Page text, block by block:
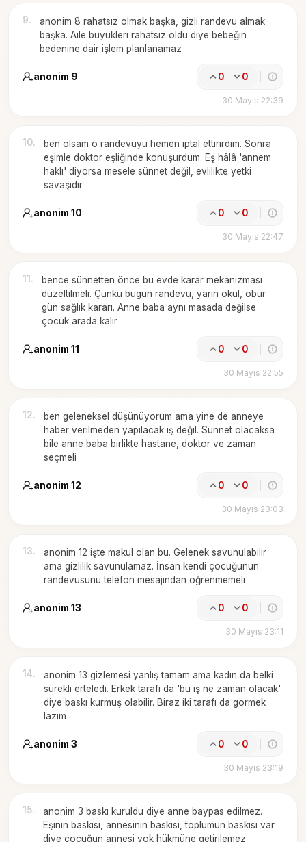
9.
anonim 8 rahatsız olmak başka, gizli randevu almak
başka. Aile büyükleri rahatsız oldu diye bebeğin
bedenine dair işlem planlanamaz
anonim 9 0 0
30 Mayıs 22:39
10.
ben olsam o randevuyu hemen iptal ettirirdim. Sonra
eşimle doktor eşliğinde konuşurdum. Eş hâlâ 'annem
haklı' diyorsa mesele sünnet değil, evlilikte yetki
savaşıdır
anonim 10 0 0
30 Mayıs 22:47
11 .
bence sünnetten önce bu evde karar mekanizması
düzeltilmeli. Çünkü bugün randevu, yarın okul, öbür
gün sağlık kararı. Anne baba aynı masada değilse
çocuk arada kalır
anonim 11 0 0
30 Mayıs 22:55
12.
ben geleneksel düşünüyorum ama yine de anneye
haber verilmeden yapılacak iş değil. Sünnet olacaksa
bile anne baba birlikte hastane, doktor ve zaman
seçmeli
anonim 12 0 0
30 Mayıs 23:03
13.
anonim 12 işte makul olan bu. Gelenek savunulabilir
ama gizlilik savunulamaz. İnsan kendi çocuğunun
randevusunu telefon mesajından öğrenmemeli
anonim 13 0 0
30 Mayıs 23:11
14.
anonim 13 gizlemesi yanlış tamam ama kadın da belki
sürekli erteledi. Erkek tarafı da 'bu iş ne zaman olacak'
diye baskı kurmuş olabilir. Biraz iki tarafı da görmek
lazım
anonim 3 0 0
30 Mayıs 23:19
15.
anonim 3 baskı kuruldu diye anne baypas edilmez.
Eşinin baskısı, annesinin baskısı, toplumun baskısı var
diye çocuğun annesi yok hükmüne getirilemez